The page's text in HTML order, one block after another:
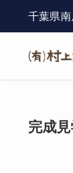
千葉県
完成